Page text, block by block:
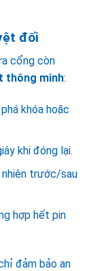
đối
cổng còn
thông minh:
khóa hoặc
khi đóng lại.
trước/sau
hợp hết pin
đảm bảo an